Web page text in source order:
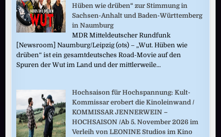
Hüben wie drüben“ zur Stimmung in
Sachsen-Anhalt und Baden-Württemberg
in Naumburg
MDR Mitteldeutscher Rundfunk
[Newsroom] Naumburg/Leipzig (ots) – „Wut. Hüben wie
drüben“ ist ein gesamtdeutsches Road-Movie auf den
Spuren der Wut im Land und der mittlerweile...
Hochsaison für Hochspannung: Kult-
Kommissar erobert die Kinoleinwand /
KOMMISSAR JENNERWEIN –
HOCHSAISON /Ab 5. November 2026 im
Verleih von LEONINE Studios im Kino